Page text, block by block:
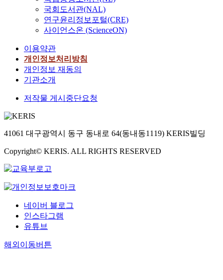
국회도서관(NAL)
연구윤리정보포털(CRE)
사이언스온 (ScienceON)
이용약관
개인정보처리방침
개인정보 재동의
기관소개
저작물 게시중단요청
41061 대구광역시 동구 동내로 64(동내동1119) KERIS빌딩
Copyright© KERIS. ALL RIGHTS RESERVED
네이버 블로그
인스타그램
유튜브
해외이동버튼